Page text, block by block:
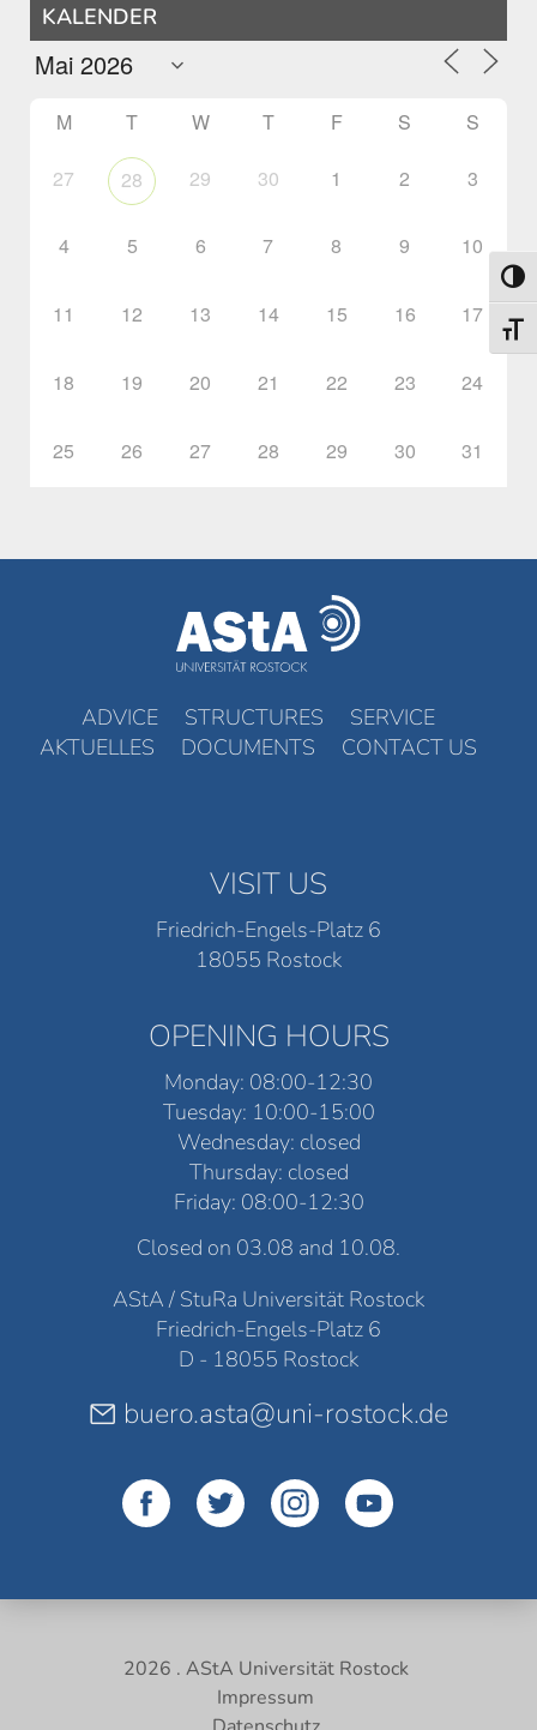
KALENDER
M T W T F S S
27 28 29 30 1 2 3
4 5 6 7 8 9 10
11 12 13 14 15 16 17
18 19 20 21 22 23 24
25 26 27 28 29 30 31
ADVICE STRUCTURES
SERVICE
AKTUELLES
DOCUMENTS CONTACT US
VISIT US
Friedrich-Engels-Platz 6
18055 Rostock
OPENING HOURS
Monday: 08:00-12:30
Tuesday: 10:00-15:00
Wednesday: closed
Thursday: closed
Friday: 08:00-12:30
Closed on 03.08 and 10.08.
AStA / StuRa Universität Rostock
Friedrich-Engels-Platz 6
D - 18055 Rostock
buero.asta@uni-rostock.de
2026 . AStA Universität Rostock
Impressum